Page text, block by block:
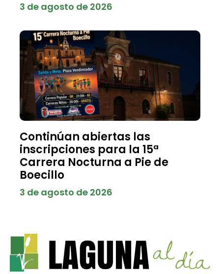
3 de agosto de 2026
Continúan abiertas las
inscripciones para la 15ª
Carrera Nocturna a Pie de
Boecillo
3 de agosto de 2026